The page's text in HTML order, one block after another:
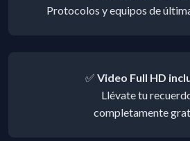
Protocolos y equipos de
✅ Video Full HD
Llévate tu
completamente